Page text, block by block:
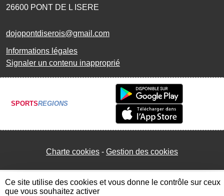
26600 PONT DE L ISERE
dojopontdiserois@gmail.com
Informations légales
Signaler un contenu inapproprié
SPORTSREGIONS
Charte cookies Gestion des cookies
Ce site utilise des cookies et vous donne le contrôle sur ceux
que vous souhaitez activer